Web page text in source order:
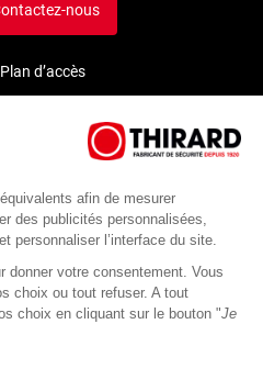
nous
Plan d’accès
afin de mesurer
des publicités personnalisées,
personnaliser l’interface du site.
donner votre consentement. Vous
choix ou tout refuser. A tout
choix en cliquant sur le bouton "Je